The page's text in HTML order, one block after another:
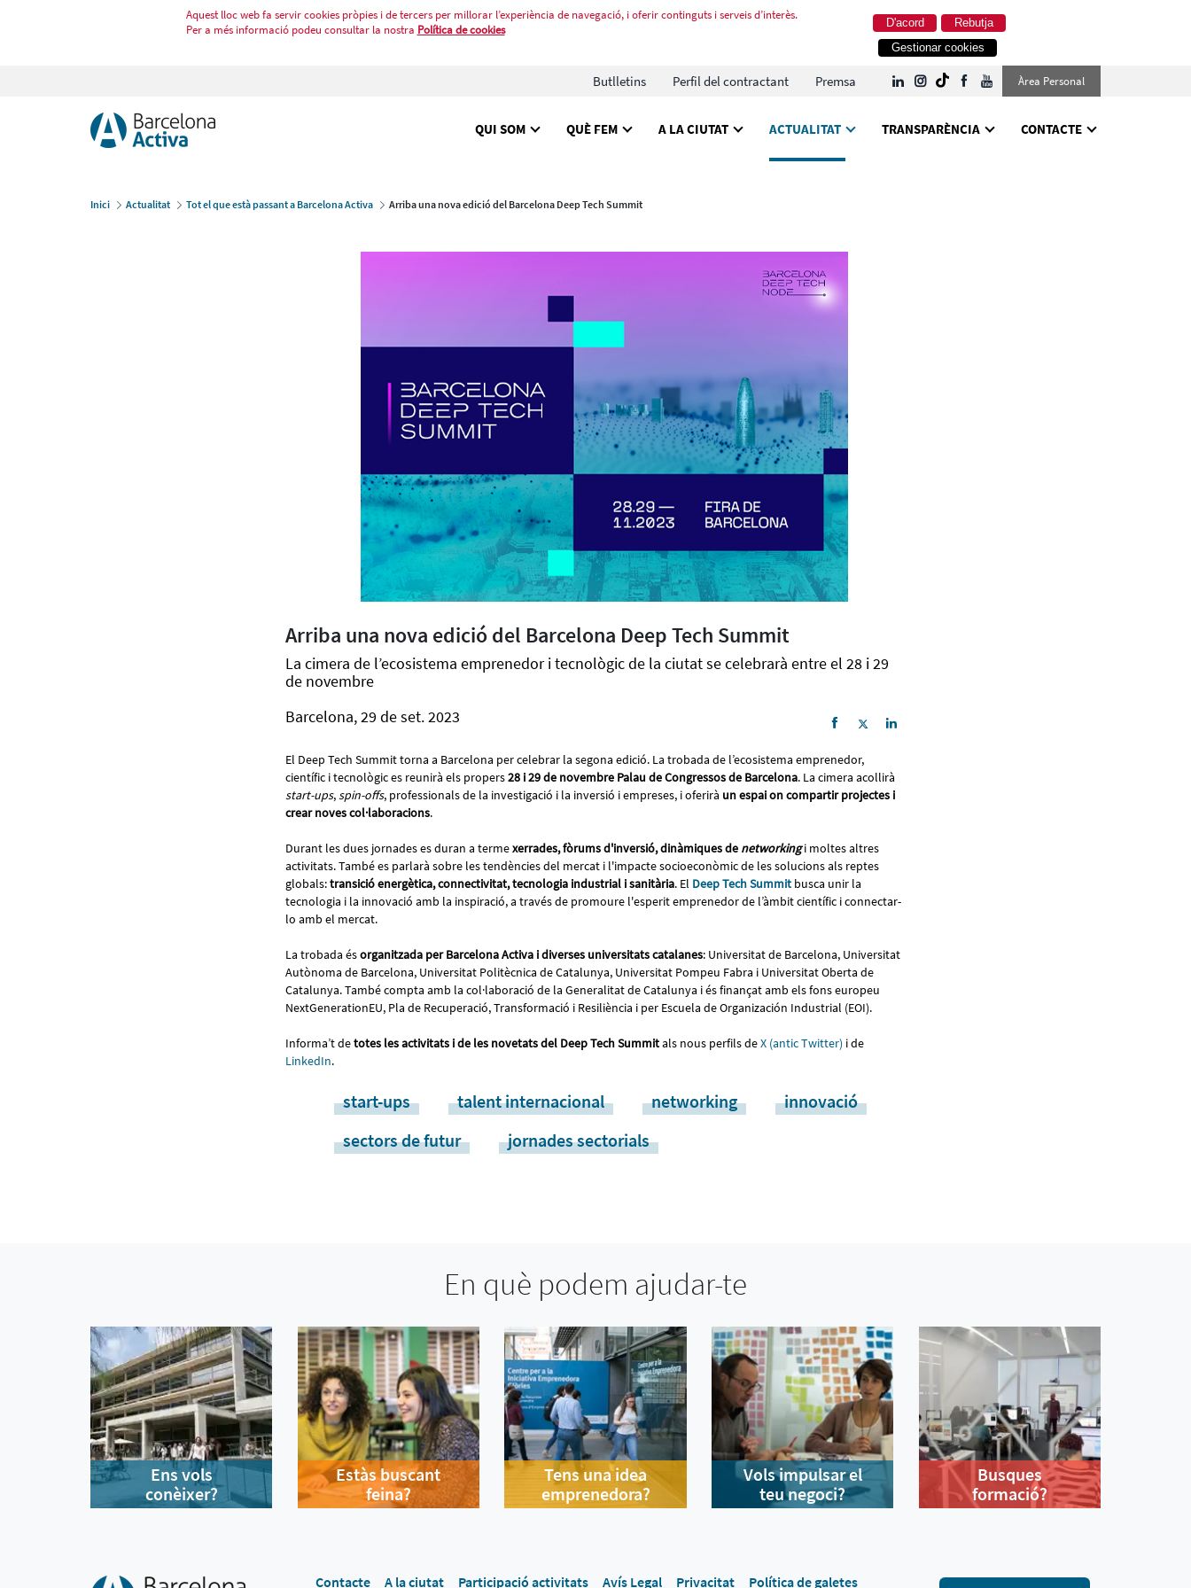
Aquest lloc web fa servir cookies pròpies i de tercers per millorar l’experiència de navegació, i oferir continguts i serveis d’interès.
Per a més informació podeu consultar la nostra Política de cookies Rebutja
D'acord
Gestionar cookies
Butlletins Perfil del contractant Premsa Àrea Personal
QUI SOM QUÈ FEM A LA CIUTAT ACTUALITAT TRANSPARÈNCIA CONTACTE
Inici Actualitat Tot el que està passant a Barcelona Activa Arriba una nova edició del Barcelona Deep Tech Summit
Arriba una nova edició del Barcelona Deep Tech Summit
La cimera de l’ecosistema emprenedor i tecnològic de la ciutat se celebrarà entre el 28 i 29
de novembre
Barcelona, 29 de set. 2023
El Deep Tech Summit torna a Barcelona per celebrar la segona edició. La trobada de l’ecosistema emprenedor,
científic i tecnològic es reunirà els propers28 i 29 de novembre Palau de Congressos de Barcelona. La cimera acollirà
start-ups,spin-offs, professionals de la investigació i la inversió i empreses, i oferirà un espai on compartir projectes i
crear noves col·laboracions.
Durant les dues jornades es duran a termexerrades, fòrums d'inversió, dinàmiques de networkingi moltes altres
activitats. També es parlarà sobre les tendències del mercat i l'impacte socioeconòmic de les solucions als reptes
globals:transició energètica, connectivitat, tecnologia industrial i sanitària. El Deep Tech Summit busca unir la
tecnologia i la innovació amb la inspiració, a través de promoure l'esperit emprenedor de l’àmbit científic i connectar-
lo amb el mercat.
La trobada ésorganitzada per Barcelona Activa i diverses universitats catalanes: Universitat de Barcelona, Universitat
Autònoma de Barcelona, Universitat Politècnica de Catalunya, Universitat Pompeu Fabra i Universitat Oberta de
Catalunya. També compta amb la col·laboració de la Generalitat de Catalunya i és finançat amb els fons europeu
NextGenerationEU, Pla de Recuperació, Transformació i Resiliència i per Escuela de Organización Industrial (EOI).
Informa’t detotes les activitats i de les novetats del Deep Tech Summitals nous perfils deX (antic Twitter) i de
LinkedIn.
start-ups talent internacional networking
innovació
sectors de futur
jornades sectorials
En què podem ajudar-te
Ens vols
conèixer?
Estàs buscant
feina?
Tens una idea
emprenedora?
Vols impulsar el
teu negoci?
Busques
formació?
Contacte A la ciutat Participació activitats Avís Legal Privacitat Política de galetes